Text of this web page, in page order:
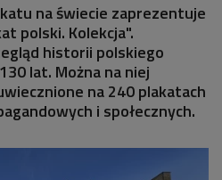
na świecie zaprezentuje
polski. Kolekcja".
historii polskiego
lat. Można na niej
na 240 plakatach
i społecznych.